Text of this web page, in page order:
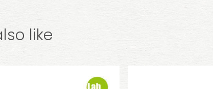
like